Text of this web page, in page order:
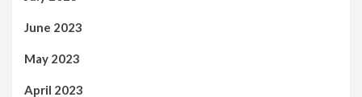
June 2023
May 2023
April 2023